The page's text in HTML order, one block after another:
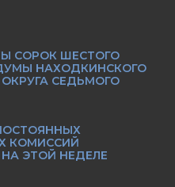
СОРОК ШЕСТОГО
НАХОДКИНСКОГО
СЕДЬМОГО
КОМИССИЙ
ЭТОЙ НЕДЕЛЕ